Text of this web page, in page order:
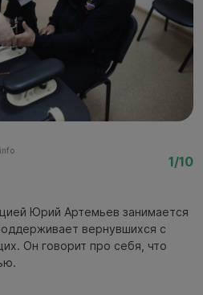
1/10
Юрий Артемьев занимается
вернувшихся с
Он говорит про себя, что